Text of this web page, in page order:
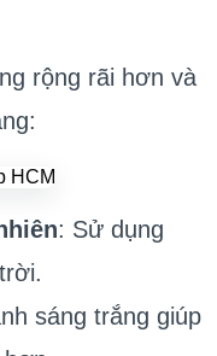
rộng rãi hơn và
: Sử dụng
sáng trắng giúp